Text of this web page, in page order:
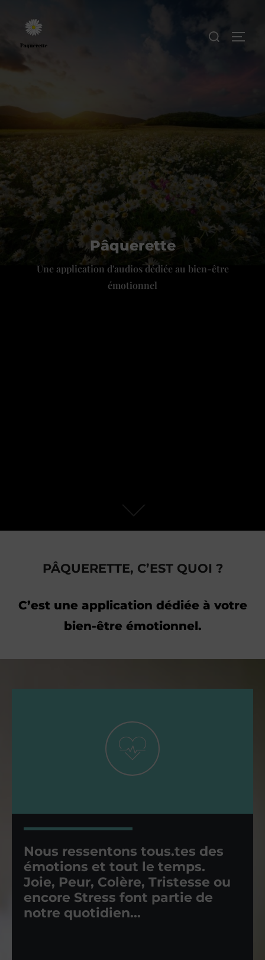
Pâquerette
Une application d'audios dédiée au bien-être
émotionnel
PÂQUERETTE, C’EST QUOI ?
C’est une application dédiée à votre
bien-être émotionnel.
Nous ressentons tous.tes des
émotions et tout le temps.
Joie, Peur, Colère, Tristesse ou
encore Stress font partie de
notre quotidien...